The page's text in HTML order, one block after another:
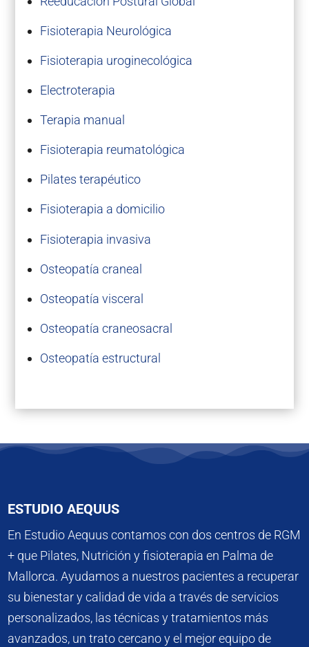
Fisioterapia Neurológica
Fisioterapia uroginecológica
Electroterapia
Terapia manual
Fisioterapia reumatológica
Pilates terapéutico
Fisioterapia a domicilio
Fisioterapia invasiva
Osteopatía craneal
Osteopatía visceral
Osteopatía craneosacral
Osteopatía estructural
ESTUDIO AEQUUS
En Estudio Aequus contamos con dos centros de RGM
+ que Pilates, Nutrición y fisioterapia en Palma de
Mallorca. Ayudamos a nuestros pacientes a recuperar
su bienestar y calidad de vida a través de servicios
personalizados, las técnicas y tratamientos más
avanzados, un trato cercano y el mejor equipo de